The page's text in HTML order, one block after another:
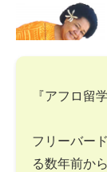
『アフロ留
フリーバー
る数年前か